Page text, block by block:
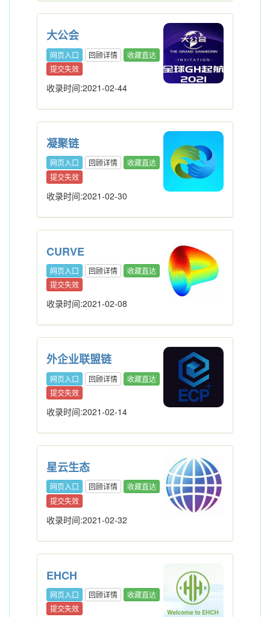
大公会
网页入口 回顾详情
收藏直达
提交失效
收录时间:2021-02-44
凝聚链
网页入口 回顾详情
收藏直达
提交失效
收录时间:2021-02-30
CURVE
网页入口 回顾详情
收藏直达
提交失效
收录时间:2021-02-08
外企业联盟链
网页入口 回顾详情
收藏直达
提交失效
收录时间:2021-02-14
星云生态
网页入口 回顾详情
收藏直达
提交失效
收录时间:2021-02-32
EHCH
网页入口 回顾详情
收藏直达
提交失效